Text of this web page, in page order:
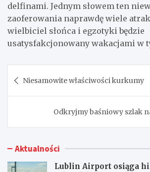
delfinami. Jednym słowem ten
zaoferowania naprawdę wiele
wielbiciel słońca i egzotyki będzie
usatysfakcjonowany wakacjami w
wpisu
Niesamowite właściwości kurkumy
Odkryjmy baśniowy szlak
Aktualności
Lublin Airport osiąga